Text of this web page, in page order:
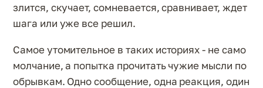
злится, скучает, сомневается, сравнивает, ждет
шага или уже все решил.
Самое утомительное в таких историях - не само
молчание, а попытка прочитать чужие мысли по
обрывкам. Одно сообщение, одна реакция, один